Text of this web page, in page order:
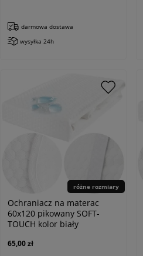
darmowa dostawa
wysyłka 24h
różne rozmiary
Ochraniacz na materac
60x120 pikowany SOFT-
TOUCH kolor biały
65,00 zł